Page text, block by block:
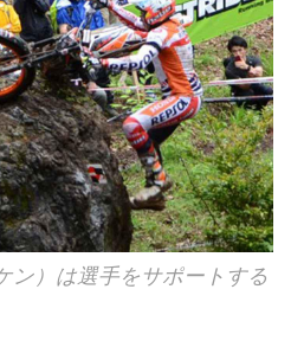
ン）は選手をサポートする